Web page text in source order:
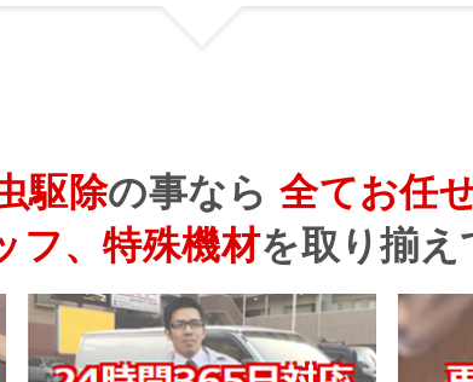
駆除の事なら 全てお任
フ、特殊機材を取り揃え